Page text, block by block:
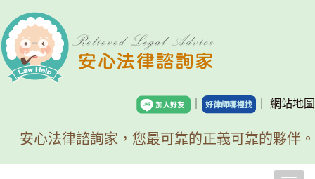
網站地圖
安心法律諮詢家，您最可靠的正義可靠的夥伴。